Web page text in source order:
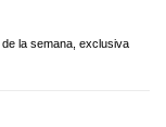
la semana, exclusiva